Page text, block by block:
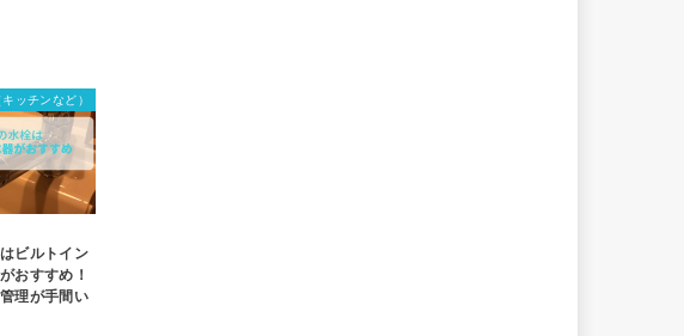
ッチンなど）
ビルトイン
おすすめ！
理が手間い